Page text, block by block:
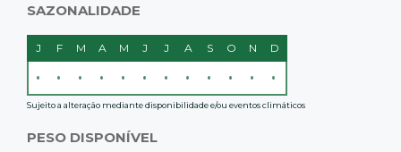
SAZONALIDADE
J F M A M J J A S O N D
• • • • • • • • • • • •
Sujeito a alteração mediante disponibilidade e/ou eventos climáticos
PESO DISPONÍVEL